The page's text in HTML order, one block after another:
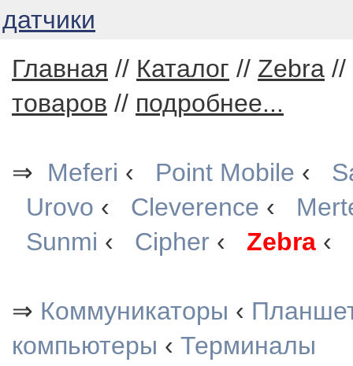
датчики
Главная // Каталог // Zebra //
товаров // подробнее...
⇒ Meferi ‹ Point Mobile ‹
Urovo ‹ Cleverence ‹
Sunmi ‹ Cipher ‹ Zebra ‹
⇒ Коммуникаторы ‹
компьютеры ‹ Терминалы